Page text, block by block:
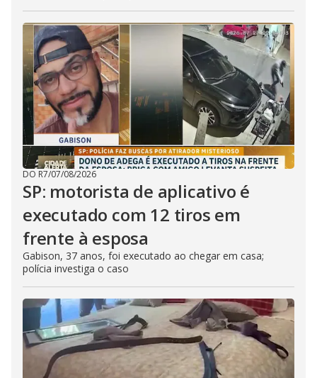
DO R7/07/08/2026
SP: motorista de aplicativo é
executado com 12 tiros em
frente à esposa
Gabison, 37 anos, foi executado ao chegar em casa;
polícia investiga o caso